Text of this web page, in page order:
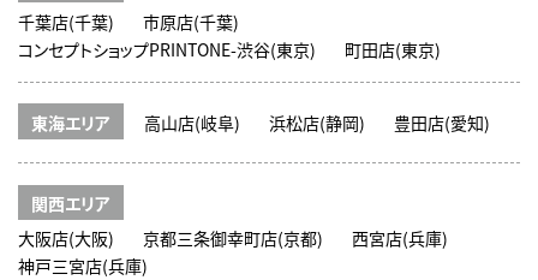
千葉店(千葉)
市原店(千葉)
コンセプトショップPRINTONE-渋谷(東京)
町田店(東京)
東海エリア 高山店(岐阜) 浜松店(静岡) 豊田店(愛知)
関西エリア
大阪店(大阪)
京都三条御幸町店(京都)
西宮店(兵庫)
神戸三宮店(兵庫)